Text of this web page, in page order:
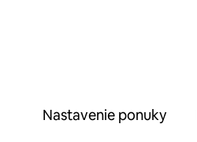
Nastavenie ponuky